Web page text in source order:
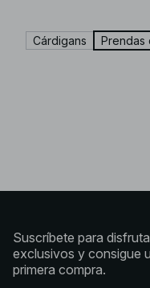
Cárdigans Prendas
Suscríbete para
exclusivos y consigue
primera compra.